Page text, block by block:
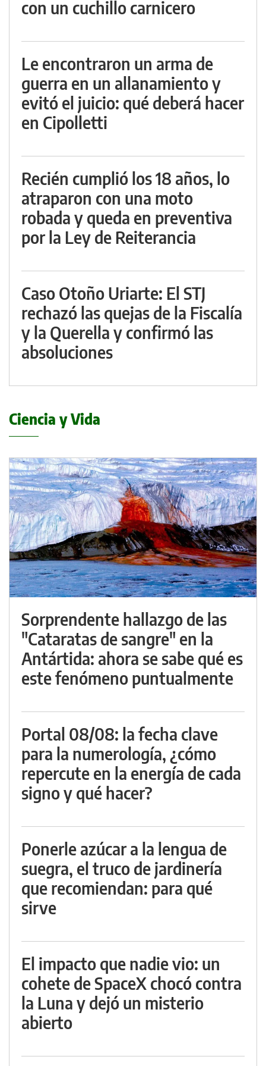
con un cuchillo carnicero
Le encontraron un arma de
guerra en un allanamiento y
evitó el juicio: qué deberá hacer
en Cipolletti
Recién cumplió los 18 años, lo
atraparon con una moto
robada y queda en preventiva
por la Ley de Reiterancia
Caso Otoño Uriarte: El STJ
rechazó las quejas de la Fiscalía
y la Querella y confirmó las
absoluciones
Ciencia y Vida
Sorprendente hallazgo de las
"Cataratas de sangre" en la
Antártida: ahora se sabe qué es
este fenómeno puntualmente
Portal 08/08: la fecha clave
para la numerología, ¿cómo
repercute en la energía de cada
signo y qué hacer?
Ponerle azúcar a la lengua de
suegra, el truco de jardinería
que recomiendan: para qué
sirve
El impacto que nadie vio: un
cohete de SpaceX chocó contra
la Luna y dejó un misterio
abierto